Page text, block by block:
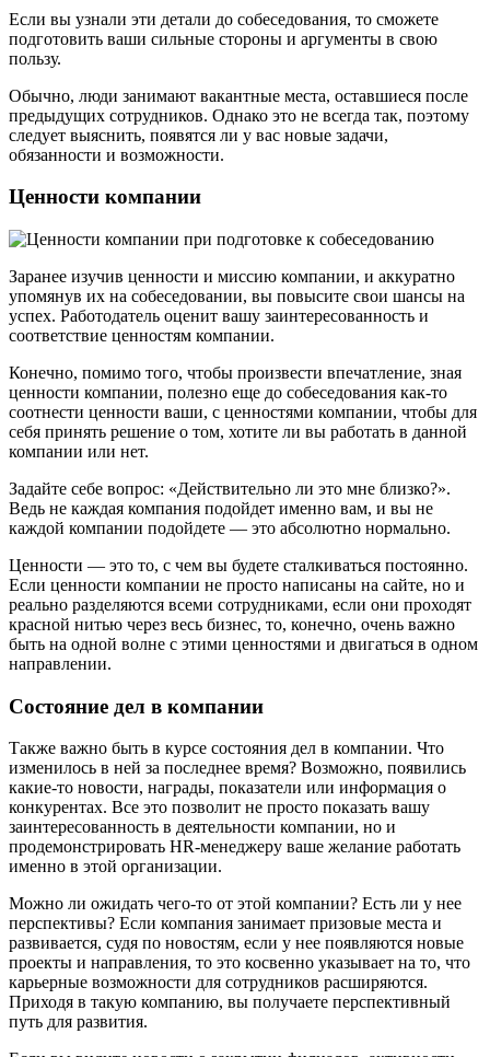
Если вы узнали эти детали до собеседования, то сможете
подготовить ваши сильные стороны и аргументы в свою
пользу.
Обычно, люди занимают вакантные места, оставшиеся после
предыдущих сотрудников. Однако это не всегда так, поэтому
следует выяснить, появятся ли у вас новые задачи,
обязанности и возможности.
Ценности компании
Заранее изучив ценности и миссию компании, и аккуратно
упомянув их на собеседовании, вы повысите свои шансы на
успех. Работодатель оценит вашу заинтересованность и
соответствие ценностям компании.
Конечно, помимо того, чтобы произвести впечатление, зная
ценности компании, полезно еще до собеседования как-то
соотнести ценности ваши, с ценностями компании, чтобы для
себя принять решение о том, хотите ли вы работать в данной
компании или нет.
Задайте себе вопрос: «Действительно ли это мне близко?».
Ведь не каждая компания подойдет именно вам, и вы не
каждой компании подойдете — это абсолютно нормально.
Ценности — это то, с чем вы будете сталкиваться постоянно.
Если ценности компании не просто написаны на сайте, но и
реально разделяются всеми сотрудниками, если они проходят
красной нитью через весь бизнес, то, конечно, очень важно
быть на одной волне с этими ценностями и двигаться в одном
направлении.
Состояние дел в компании
Также важно быть в курсе состояния дел в компании. Что
изменилось в ней за последнее время? Возможно, появились
какие-то новости, награды, показатели или информация о
конкурентах. Все это позволит не просто показать вашу
заинтересованность в деятельности компании, но и
продемонстрировать HR-менеджеру ваше желание работать
именно в этой организации.
Можно ли ожидать чего-то от этой компании? Есть ли у нее
перспективы? Если компания занимает призовые места и
развивается, судя по новостям, если у нее появляются новые
проекты и направления, то это косвенно указывает на то, что
карьерные возможности для сотрудников расширяются.
Приходя в такую компанию, вы получаете перспективный
путь для развития.